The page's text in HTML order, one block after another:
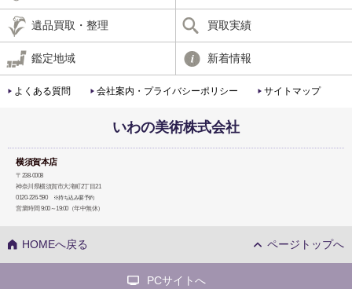
遺品買取・整理 買取実績
鑑定地域 新着情報
よくある質問 会社案内・プライバシーポリシー サイトマップ
いわの美術株式会社
横須賀本店
〒238-0008
神奈川県横須賀市大滝町2丁目21
0120-226-590
※持ち込み要予約
営業時間 9:00～19:00（年中無休）
HOMEへ戻る ページトップへ
PCサイトへ